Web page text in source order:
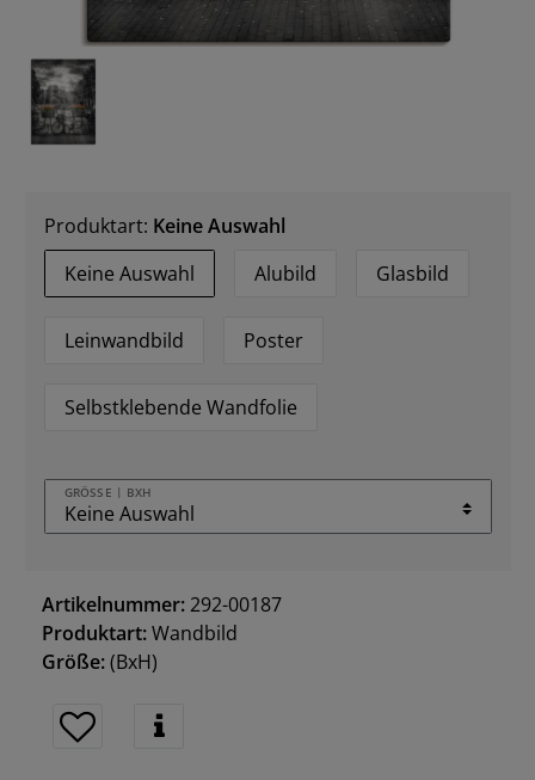
Produktart: Keine Auswahl
Keine Auswahl
Alubild Glasbild
Leinwandbild Poster
Selbstklebende Wandfolie
GRÖSSE | BXH
Artikelnummer:292-00187
Produktart:Wandbild
Größe:(BxH)